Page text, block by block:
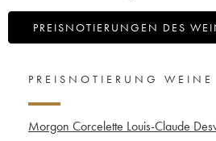
PREISNOTIERUNGEN DES
PREISNOTIERUNG WEINE
Morgon Corcelette Louis-Claude